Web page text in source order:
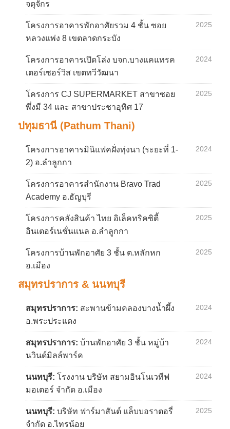
จตุจักร
โครงการอาคารพักอาศัยรวม 4 ชั้น ซอย
หลวงแพ่ง 8 เขตลาดกระบัง
2025
โครงการอาคารเปิดโล่ง บจก.บางแคแทรค
เตอร์เซอร์วิส เขตทวีวัฒนา
2024
โครงการ CJ SUPERMARKET สาขาซอย
พึ่งมี 34 และ สาขาประชาอุทิศ 17
2025
ปทุมธานี (Pathum Thani)
โครงการอาคารมินิแฟคฝั่งทุ่งนา (ระยะที่ 1-
2) อ.ลำลูกกา
2024
โครงการอาคารสำนักงาน Bravo Trad
Academy อ.ธัญบุรี
2025
โครงการคลังสินค้า ไทย อิเล็คทริคซิตี้
อินเตอร์เนชั่นแนล อ.ลำลูกกา
2025
โครงการบ้านพักอาศัย 3 ชั้น ต.หลักหก
อ.เมือง
2025
สมุทรปราการ & นนทบุรี
สมุทรปราการ: สะพานข้ามคลองบางน้ำผึ้ง
อ.พระประแดง
2024
สมุทรปราการ: บ้านพักอาศัย 3 ชั้น หมู่บ้า
นวินด์มิลล์พาร์ค
2024
นนทบุรี: โรงงาน บริษัท สยามอินโนเวทีฟ
มอเตอร์ จำกัด อ.เมือง
2024
นนทบุรี: บริษัท ฟาร์มาสันต์ แล็บบอราตอรี่
จำกัด อ.ไทรน้อย
2025